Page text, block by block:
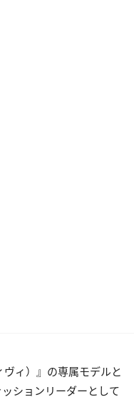
ィ）』の専属モデルと
ションリーダーとして